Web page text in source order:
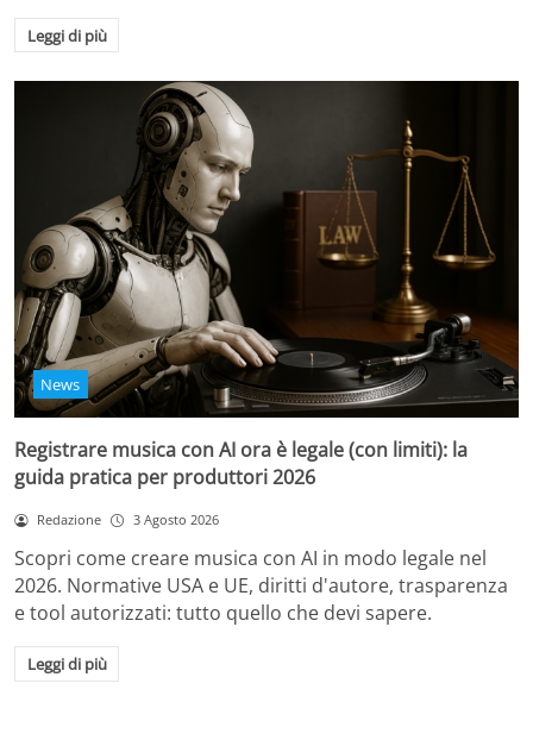
Leggi di più
News
Registrare musica con AI ora è legale (con limiti): la
guida pratica per produttori 2026
Redazione 3 Agosto 2026
Scopri come creare musica con AI in modo legale nel
2026. Normative USA e UE, diritti d'autore, trasparenza
e tool autorizzati: tutto quello che devi sapere.
Leggi di più